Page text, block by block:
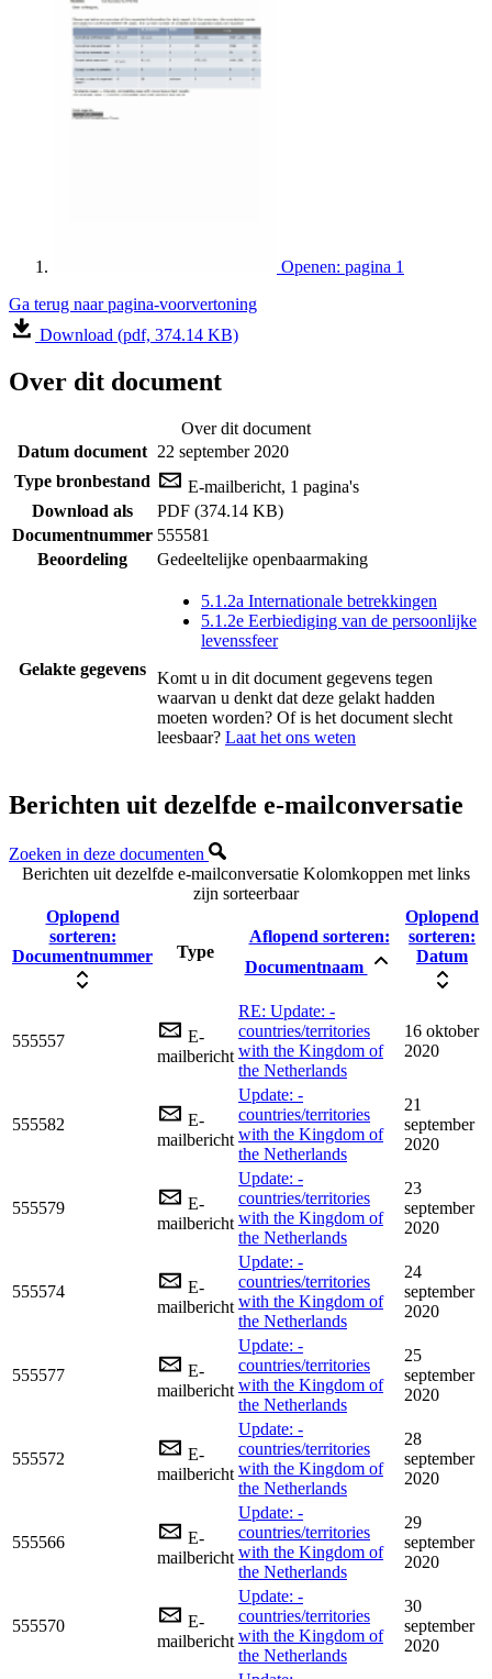
Openen: pagina 1
Ga terug naar pagina-voorvertoning
Download (pdf, 374.14 KB)
Over dit document
Over dit document
Datum document 22 september 2020
Type bronbestand
E-mailbericht, 1 pagina's
Download als
PDF (374.14 KB)
Documentnummer 555581
Beoordeling
Gedeeltelijke openbaarmaking
Gelakte gegevens
5.1.2a Internationale betrekkingen
5.1.2e Eerbiediging van de persoonlijke
levenssfeer
Komt u in dit document gegevens tegen
waarvan u denkt dat deze gelakt hadden
moeten worden? Of is het document slecht
leesbaar? Laat het ons weten
Berichten uit dezelfde e-mailconversatie
Zoeken in deze documenten
Berichten uit dezelfde e-mailconversatie Kolomkoppen met links
zijn sorteerbaar
Oplopend
sorteren:
Documentnummer
Type
Aflopend sorteren:
Documentnaam
Oplopend
sorteren:
Datum
555557
E-
mailbericht
RE: Update: -
countries/territories
with the Kingdom of
the Netherlands
16 oktober
2020
555582
E-
mailbericht
Update: -
countries/territories
with the Kingdom of
the Netherlands
21
september
2020
555579
E-
mailbericht
Update: -
countries/territories
with the Kingdom of
the Netherlands
23
september
2020
555574
E-
mailbericht
Update: -
countries/territories
with the Kingdom of
the Netherlands
24
september
2020
555577
E-
mailbericht
Update: -
countries/territories
with the Kingdom of
the Netherlands
25
september
2020
555572
E-
mailbericht
Update: -
countries/territories
with the Kingdom of
the Netherlands
28
september
2020
555566
E-
mailbericht
Update: -
countries/territories
with the Kingdom of
the Netherlands
29
september
2020
555570
E-
mailbericht
Update: -
countries/territories
with the Kingdom of
the Netherlands
30
september
2020